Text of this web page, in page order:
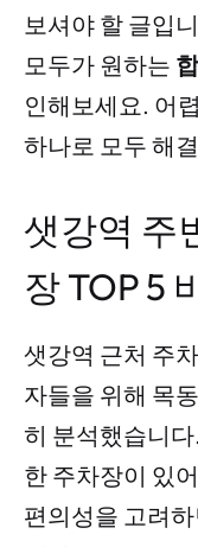
보셔야 할 글입
모두가 원하는
인해보세요. 어
하나로 모두 해
샛강역 주
장 TOP 5
샛강역 근처 주
자들을 위해 목
히 분석했습니
한 주차장이 있
편의성을 고려